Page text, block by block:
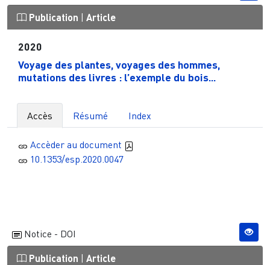
Publication Article
2020
Voyage des plantes, voyages des hommes,
mutations des livres : l’exemple du bois...
Accès Résumé Index
Accèder au document
10.1353/esp.2020.0047
Notice - DOI
Publication Article